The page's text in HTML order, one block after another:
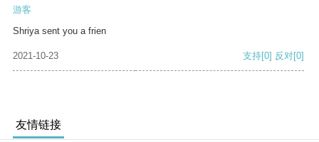
游客
Shriya sent you a frien
2021-10-23 支持[0] 反对[0]
友情链接